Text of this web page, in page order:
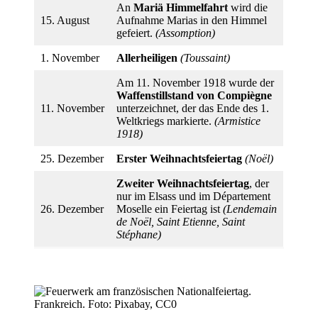
15. August
An Mariä Himmelfahrt wird die
Aufnahme Marias in den Himmel
gefeiert. (Assomption)
1. November Allerheiligen (Toussaint)
11. November
Am 11. November 1918 wurde der
Waffenstillstand von Compiègne
unterzeichnet, der das Ende des 1.
Weltkriegs markierte. (Armistice
1918)
25. Dezember Erster Weihnachtsfeiertag (Noël)
26. Dezember
Zweiter Weihnachtsfeiertag, der
nur im Elsass und im Département
Moselle ein Feiertag ist (Lendemain
de Noël, Saint Etienne, Saint
Stéphane)